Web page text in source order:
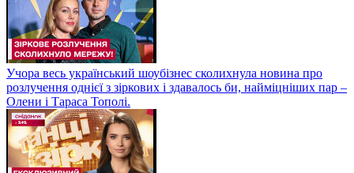
Учора весь український шоубізнес сколихнула новина про
розлучення однієї з зіркових і здавалось би, найміцніших пар –
Олени і Тараса Тополі.